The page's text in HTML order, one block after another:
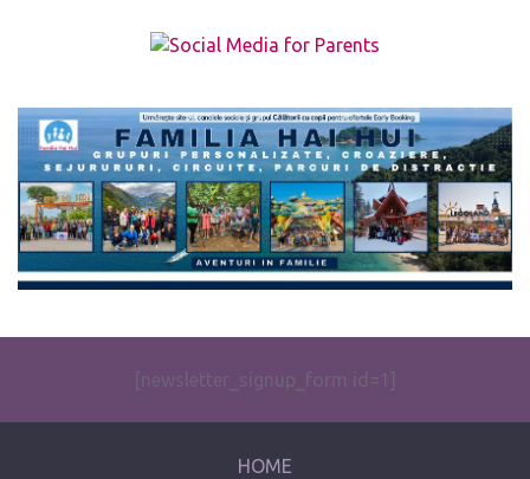
The form you have selected does not exist.
[newsletter_signup_form id=1]
HOME